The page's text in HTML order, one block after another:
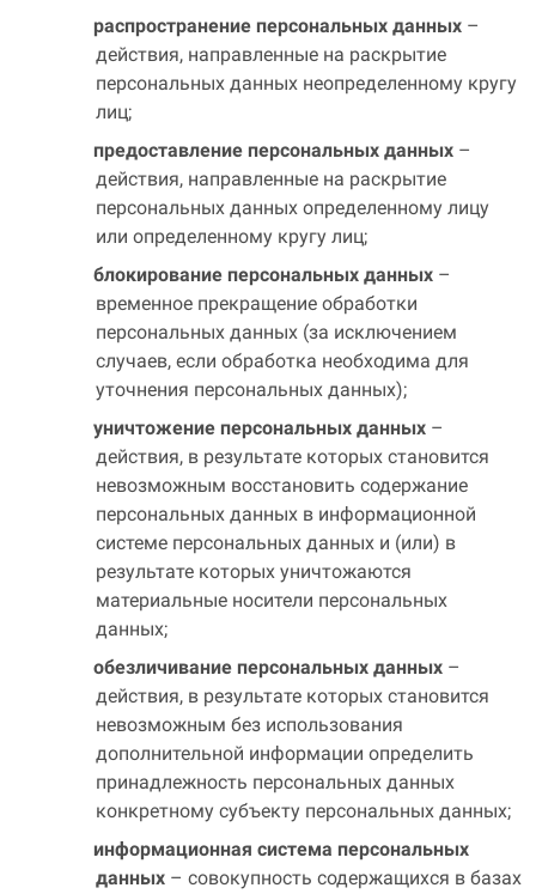
распространение персональных данных –
действия, направленные на раскрытие
персональных данных неопределенному кругу
лиц;
предоставление персональных данных –
действия, направленные на раскрытие
персональных данных определенному лицу
или определенному кругу лиц;
блокирование персональных данных –
временное прекращение обработки
персональных данных (за исключением
случаев, если обработка необходима для
уточнения персональных данных);
уничтожение персональных данных –
действия, в результате которых становится
невозможным восстановить содержание
персональных данных в информационной
системе персональных данных и (или) в
результате которых уничтожаются
материальные носители персональных
данных;
обезличивание персональных данных –
действия, в результате которых становится
невозможным без использования
дополнительной информации определить
принадлежность персональных данных
конкретному субъекту персональных данных;
информационная система персональных
данных – совокупность содержащихся в базах